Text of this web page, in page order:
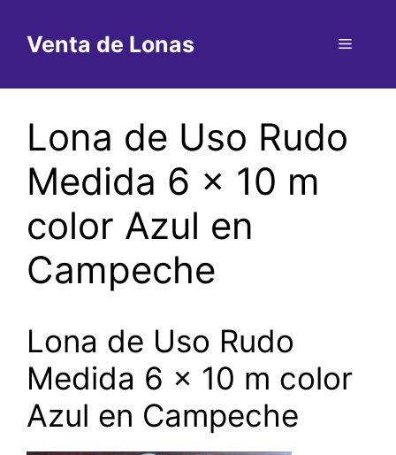
contenido
Venta de Lonas Menú
Lona de Uso Rudo
Medida 6 x 10 m
color Azul en
Campeche
Lona de Uso Rudo
Medida 6 x 10 m color
Azul en Campeche